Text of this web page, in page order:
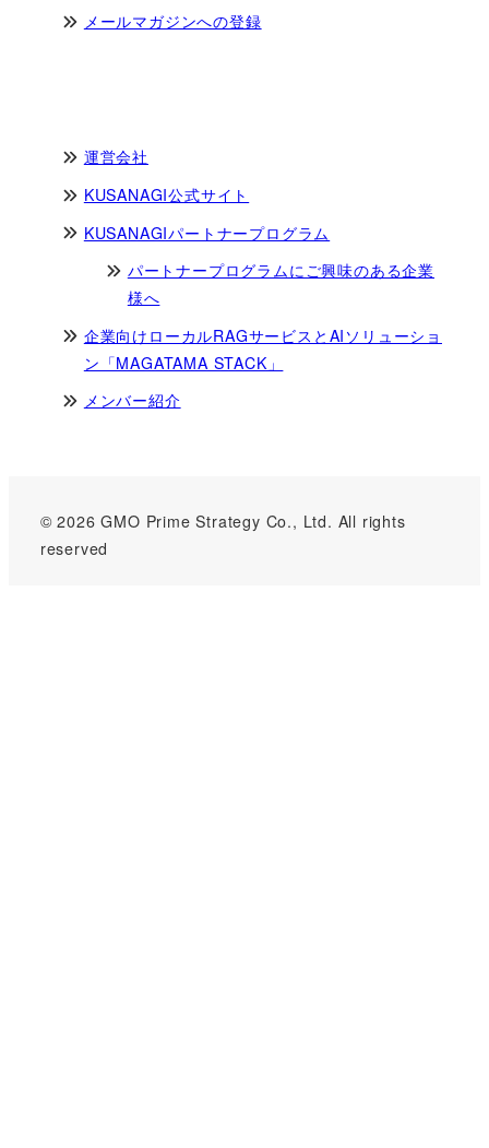
メールマガジンへの登録
運営会社
KUSANAGI公式サイト
KUSANAGIパートナープログラム
パートナープログラムにご興味のある企業
様へ
企業向けローカルRAGサービスとAIソリューショ
ン「MAGATAMA STACK」
メンバー紹介
© 2026 GMO Prime Strategy Co., Ltd. All rights
reserved